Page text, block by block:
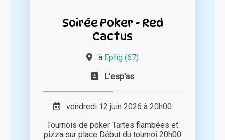
Soirée Poker - Red
Cactus
à Epfig (67)
L'esp'as
vendredi 12 juin 2026 à 20h00
Tournois de poker Tartes flambées et
pizza sur place Début du tournoi 20h00